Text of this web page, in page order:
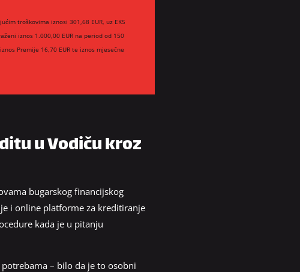
troškovima iznosi 301,68 EUR, uz EKS
iznos 1.000,00 EUR na period od 150
Premije 16,70 EUR te iznos mjesečne
u Vodiču kroz
bugarskog financijskog
i online platforme za kreditiranje
kada je u pitanju
– bilo da je to osobni